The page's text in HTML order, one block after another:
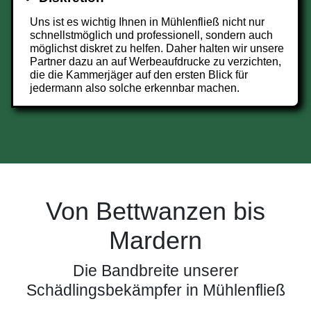
Uns ist es wichtig Ihnen in Mühlenfließ nicht nur
schnellstmöglich und professionell, sondern auch
möglichst diskret zu helfen. Daher halten wir unsere
Partner dazu an auf Werbeaufdrucke zu verzichten,
die die Kammerjäger auf den ersten Blick für
jedermann also solche erkennbar machen.
Von Bettwanzen bis
Mardern
Die Bandbreite unserer
Schädlingsbekämpfer in Mühlenfließ